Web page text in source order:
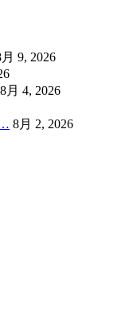
9, 2026
8月 4, 2026
8月 2, 2026